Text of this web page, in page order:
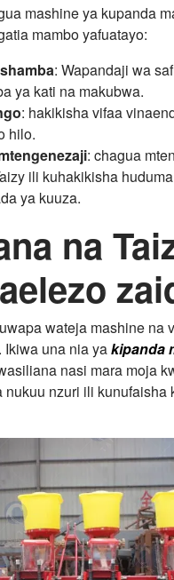
mashine ya kupanda
mambo yafuatayo:
: Wapandaji wa
ya kati na makubwa.
: hakikisha vifaa
hilo.
: chagua
ili kuhakikisha
ya kuuza.
na
wateja mashine na
Ikiwa una nia yakipanda
nasi mara moja
nukuu nzuri ili kunufaisha